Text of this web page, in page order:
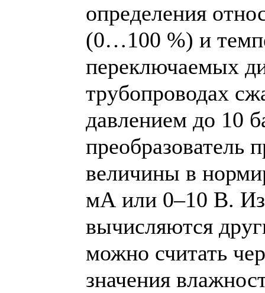
определения
(0…100 %) и
переключаемых
трубопроводах
давлением до 10
преобразователь
величины в
мА или 0–10 В.
вычисляются
можно считать
значения